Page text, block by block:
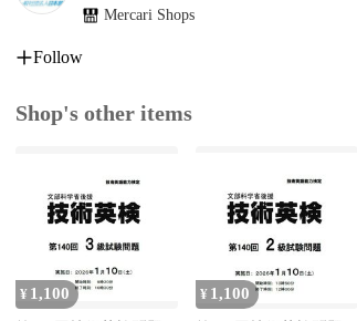
Mercari Shops
Follow
Shop's other items
¥ 1,100 ¥ 1,100